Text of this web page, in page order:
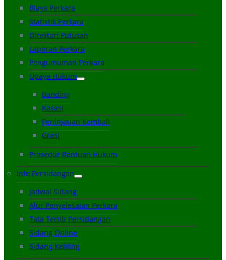
Biaya Perkara
Statistik Perkara
Direktori Putusan
Laporan Perkara
Pengumuman Perkara
Upaya Hukum
Banding
Kasasi
Peninjauan Kembali
Grasi
Prosedur Bantuan Hukum
Info Persidangan
Jadwal Sidang
Alur Penyelesaian Perkara
Tata Tertib Persidangan
Sidang Online
Sidang Keliling